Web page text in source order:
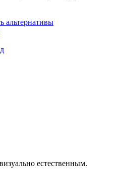
альтернативы
естественным.